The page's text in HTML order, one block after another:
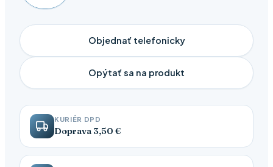
Sitko
na
sypaný
čaj
SRDCE
Objednať telefonicky
Opýtať sa na produkt
KURIÉR DPD
Doprava 3,50 €